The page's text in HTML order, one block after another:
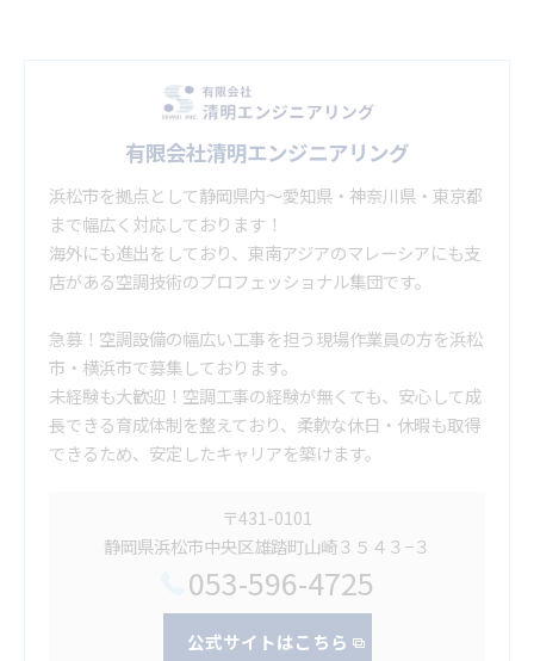
有限会社清明エンジニアリング
浜松市を拠点として静岡県内～愛知県・神奈川県・東京都
まで幅広く対応しております！
海外にも進出をしており、東南アジアのマレーシアにも支
店がある空調技術のプロフェッショナル集団です。
急募！空調設備の幅広い工事を担う現場作業員の方を浜松
市・横浜市で募集しております。
未経験も大歓迎！空調工事の経験が無くても、安心して成
長できる育成体制を整えており、柔軟な休日・休暇も取得
できるため、安定したキャリアを築けます。
〒431-0101
静岡県浜松市中央区雄踏町山崎３５４３−３
053-596-4725
公式サイトはこちら